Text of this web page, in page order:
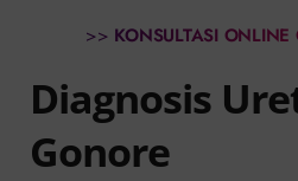
>> KONSULTASI ONLINE
Diagnosis
Gonore